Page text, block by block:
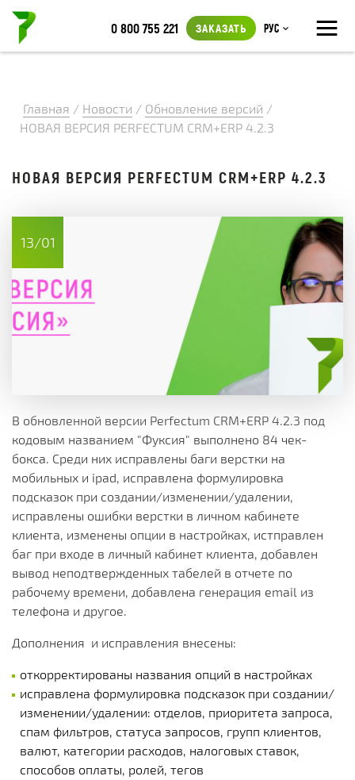
≡
0 800 755 221 ЗАКАЗАТЬ Рус
Главная / Новости / Обновление версий /
НОВАЯ ВЕРСИЯ PERFECTUM CRM+ERP 4.2.3
НОВАЯ ВЕРСИЯ PERFECTUM CRM+ERP 4.2.3
13/01
В обновленной версии Perfectum CRM+ERP 4.2.3 под
кодовым названием "Фуксия" выполнено 84 чек-
бокса. Среди них исправлены баги верстки на
мобильных и ipad, исправлена формулировка
подсказок при создании/изменении/удалении,
исправлены ошибки верстки в личном кабинете
клиента, изменены опции в настройках, истправлен
баг при входе в личный кабинет клиента, добавлен
вывод неподтвержденных табелей в отчете по
рабочему времени, добавлена генерация email из
телефона и другое.
Дополнения и исправления внесены:
откорректированы названия опций в настройках
исправлена формулировка подсказок при создании/
изменении/удалении: отделов, приоритета запроса,
спам фильтров, статуса запросов, групп клиентов,
валют, категории расходов, налоговых ставок,
способов оплаты, ролей, тегов